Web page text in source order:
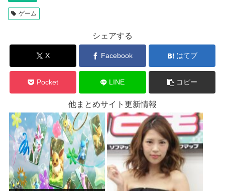
ゲーム
シェアする
X Facebook はてブ
Pocket LINE コピー
他まとめサイト更新情報